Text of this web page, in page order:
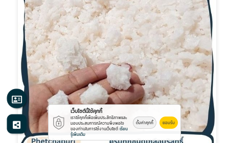
เว็บไซต์นี้ใช้คุกกี้
เราใช้คุกกี้เพื่อเพิ่มประสิทธิภาพและ
มอบประสบการณ์ความพึงพอใจ
ของท่านในการใช้งานเว็บไซต์ เรียน
รู้เพิ่มเติม
ตั้งค่าคุกกี้ ยอมรับ